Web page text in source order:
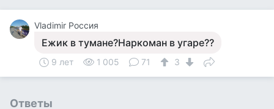
Vladimir Россия
Ежик в тумане?Наркоман в угаре??
9 лет 1 005 71 3
Ответы